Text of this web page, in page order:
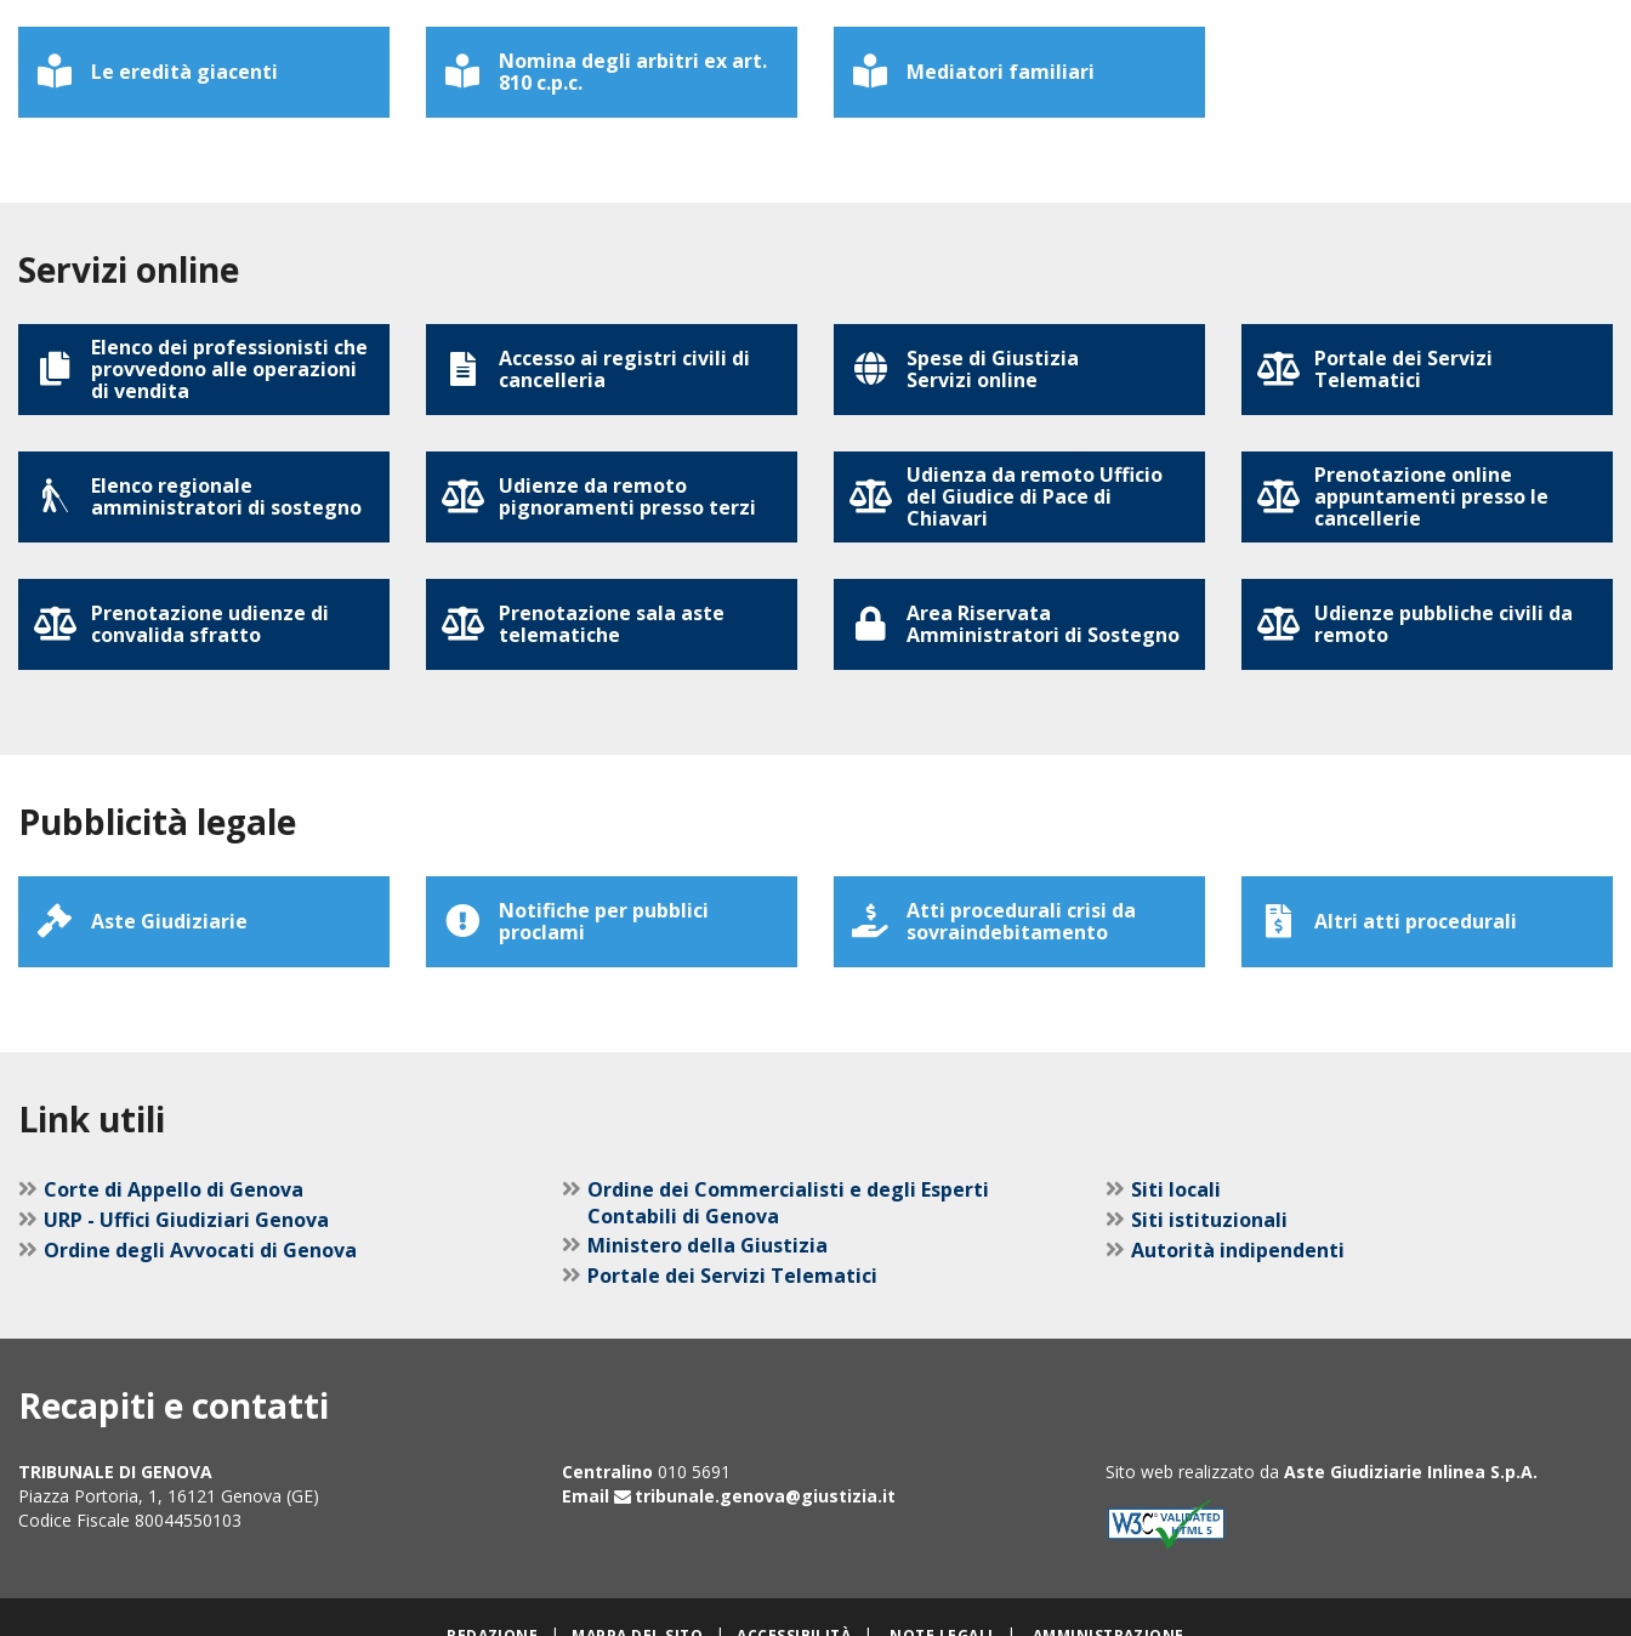
Le eredità giacenti
Nomina degli arbitri ex art.
810 c.p.c.
Mediatori familiari
Servizi online
Elenco dei professionisti che
provvedono alle operazioni
di vendita
Accesso ai registri civili di
cancelleria
Spese di Giustizia
Servizi online
Portale dei Servizi
Telematici
Elenco regionale
amministratori di sostegno
Udienze da remoto
pignoramenti presso terzi
Udienza da remoto Ufficio
del Giudice di Pace di
Chiavari
Prenotazione online
appuntamenti presso le
cancellerie
Prenotazione udienze di
convalida sfratto
Prenotazione sala aste
telematiche
Area Riservata
Amministratori di Sostegno
Udienze pubbliche civili da
remoto
Pubblicità legale
Aste Giudiziarie
Notifiche per pubblici
proclami
Atti procedurali crisi da
sovraindebitamento
Altri atti procedurali
Link utili
Corte di Appello di Genova
URP - Uffici Giudiziari Genova
Ordine degli Avvocati di Genova
Ordine dei Commercialisti e degli Esperti
Contabili di Genova
Ministero della Giustizia
Portale dei Servizi Telematici
Siti locali
Siti istituzionali
Autorità indipendenti
Recapiti e contatti
TRIBUNALE DI GENOVA
Piazza Portoria, 1, 16121 Genova (GE)
Codice Fiscale 80044550103
Centralino 010 5691
Email
tribunale.genova@giustizia.it
Sito web realizzato da Aste Giudiziarie Inlinea S.p.A.